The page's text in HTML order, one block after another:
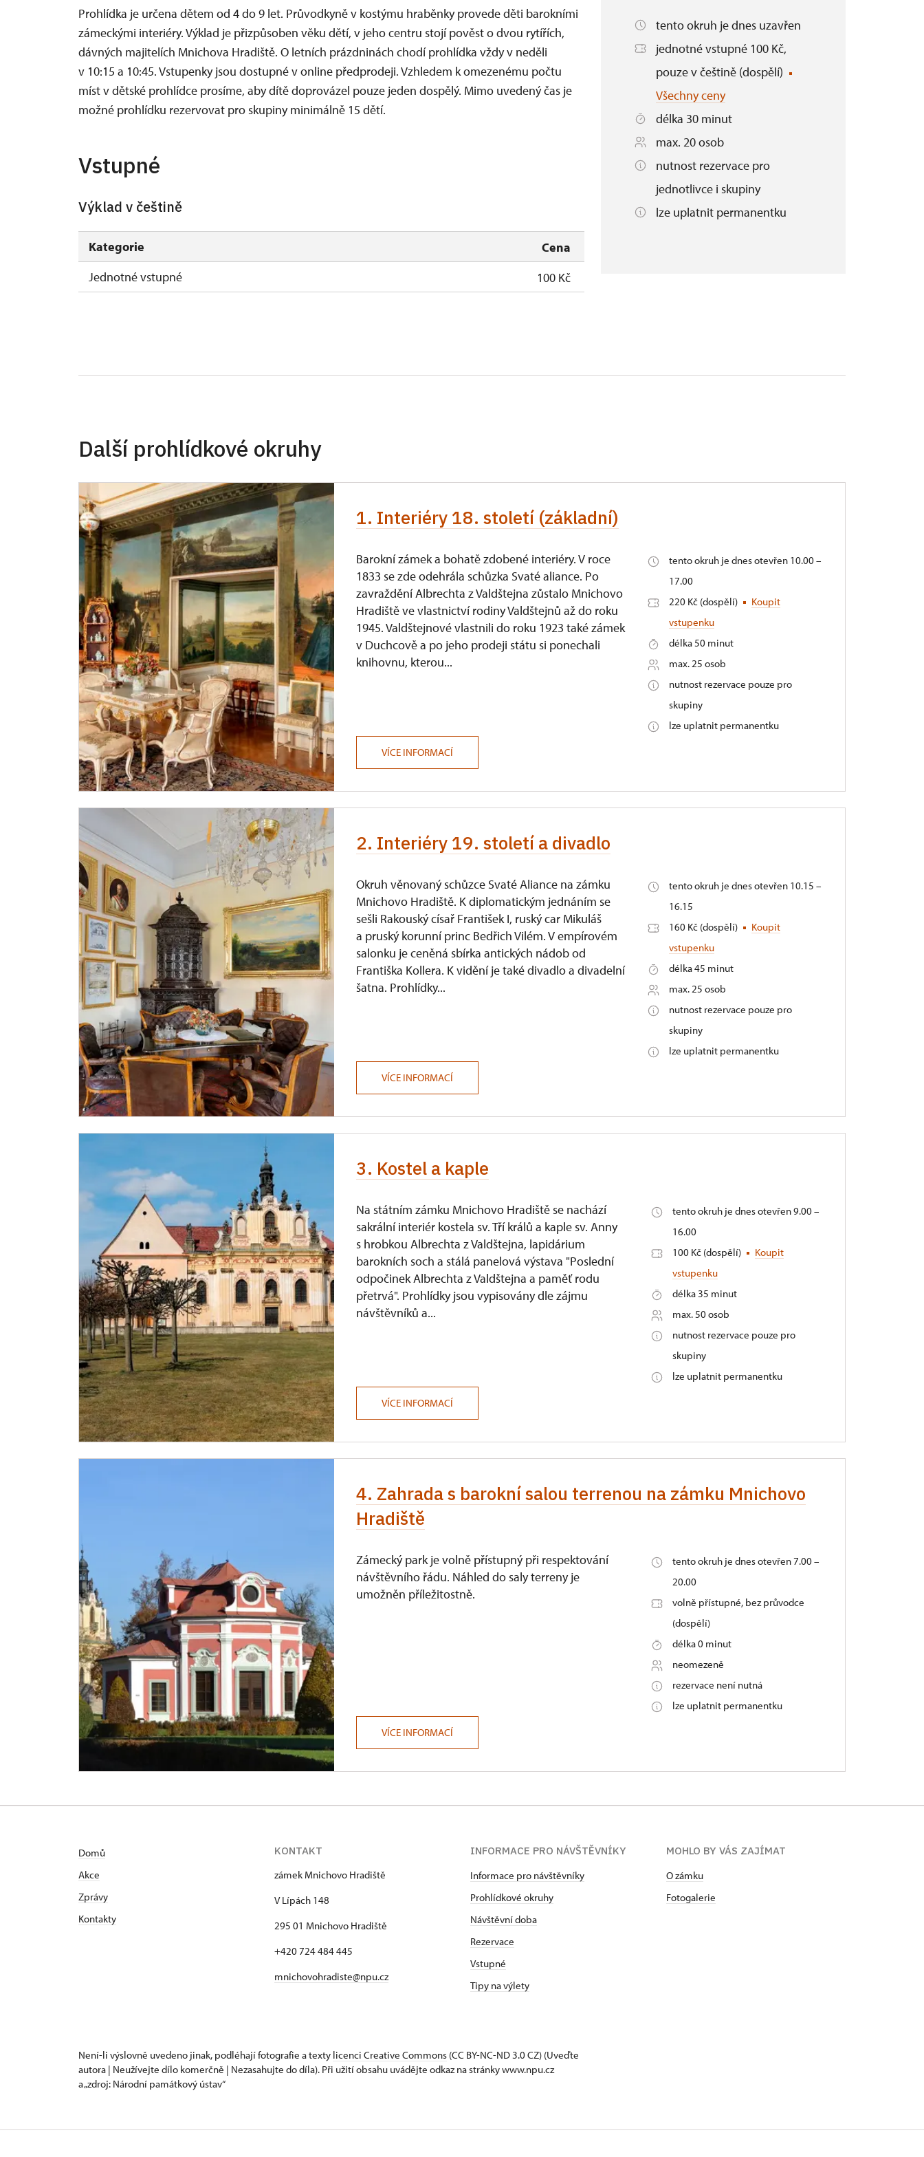
Prohlídka je určena dětem od 4 do 9 let. Průvodkyně v kostýmu hraběnky provede děti barokními
zámeckými interiéry. Výklad je přizpůsoben věku dětí, v jeho centru stojí pověst o dvou rytířích,
dávných majitelích Mnichova Hradiště. O letních prázdninách chodí prohlídka vždy v neděli
v 10:15 a 10:45. Vstupenky jsou dostupné v online předprodeji. Vzhledem k omezenému počtu
míst v dětské prohlídce prosíme, aby dítě doprovázel pouze jeden dospělý. Mimo uvedený čas je
možné prohlídku rezervovat pro skupiny minimálně 15 dětí.
Vstupné
Výklad v češtině
Kategorie
Cena
Jednotné vstupné
100 Kč
tento okruh je dnes uzavřen
jednotné vstupné 100 Kč,
pouze v češtině (dospělí)
Všechny ceny
délka 30 minut
max. 20 osob
nutnost rezervace pro
jednotlivce i skupiny
lze uplatnit permanentku
Další prohlídkové okruhy
1. Interiéry 18. století (základní)
Barokní zámek a bohatě zdobené interiéry. V roce
1833 se zde odehrála schůzka Svaté aliance. Po
zavraždění Albrechta z Valdštejna zůstalo Mnichovo
Hradiště ve vlastnictví rodiny Valdštejnů až do roku
1945. Valdštejnové vlastnili do roku 1923 také zámek
v Duchcově a po jeho prodeji státu si ponechali
knihovnu, kterou...
tento okruh je dnes otevřen 10.00 –
17.00
220 Kč (dospělí)
Koupit
vstupenku
délka 50 minut
max. 25 osob
nutnost rezervace pouze pro
skupiny
lze uplatnit permanentku
VÍCE INFORMACÍ
2. Interiéry 19. století a divadlo
Okruh věnovaný schůzce Svaté Aliance na zámku
Mnichovo Hradiště. K diplomatickým jednáním se
sešli Rakouský císař František I, ruský car Mikuláš
a pruský korunní princ Bedřich Vilém. V empírovém
salonku je ceněná sbírka antických nádob od
Františka Kollera. K vidění je také divadlo a divadelní
šatna. Prohlídky...
tento okruh je dnes otevřen 10.15 –
16.15
160 Kč (dospělí)
Koupit
vstupenku
délka 45 minut
max. 25 osob
nutnost rezervace pouze pro
skupiny
lze uplatnit permanentku
VÍCE INFORMACÍ
3. Kostel a kaple
Na státním zámku Mnichovo Hradiště se nachází
sakrální interiér kostela sv. Tří králů a kaple sv. Anny
s hrobkou Albrechta z Valdštejna, lapidárium
barokních soch a stálá panelová výstava "Poslední
odpočinek Albrechta z Valdštejna a paměť rodu
přetrvá". Prohlídky jsou vypisovány dle zájmu
návštěvníků a...
tento okruh je dnes otevřen 9.00 –
16.00
100 Kč (dospělí)
Koupit
vstupenku
délka 35 minut
max. 50 osob
nutnost rezervace pouze pro
skupiny
lze uplatnit permanentku
VÍCE INFORMACÍ
4. Zahrada s barokní salou terrenou na zámku Mnichovo
Hradiště
Zámecký park je volně přístupný při respektování
návštěvního řádu. Náhled do saly terreny je
umožněn příležitostně.
tento okruh je dnes otevřen 7.00 –
20.00
volně přístupné, bez průvodce
(dospělí)
délka 0 minut
neomezeně
rezervace není nutná
lze uplatnit permanentku
VÍCE INFORMACÍ
Domů
Akce
Zprávy
Kontakty
KONTAKT
zámek Mnichovo Hradiště
V Lípách 148
295 01 Mnichovo Hradiště
+420 724 484 445
mnichovohradiste@npu.cz
INFORMACE PRO NÁVŠTĚVNÍKY
Informace pro návštěvníky
Prohlídkové okruhy
Návštěvní doba
Rezervace
Vstupné
Tipy na výlety
MOHLO BY VÁS ZAJÍMAT
O zámku
Fotogalerie
Není-li výslovně uvedeno jinak, podléhají fotografie a texty licenci Creative Commons (CC BY-NC-ND 3.0 CZ) (Uveďte
autora | Neužívejte dílo komerčně | Nezasahujte do díla). Při užití obsahu uvádějte odkaz na stránky www.npu.cz
a „zdroj: Národní památkový ústav“